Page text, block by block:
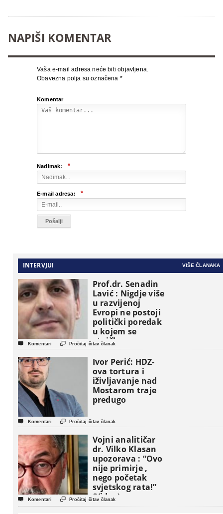
NAPIŠI KOMENTAR
Vaša e-mail adresa neće biti objavljena.
Obavezna polja su označena *
Komentar
Nadimak: *
E-mail adresa: *
INTERVJUI VIŠE ČLANAKA
Prof.dr. Senadin
Lavić : Nigdje više
u razvijenoj
Evropi ne postoji
politički poredak
u kojem se
etničke grupe
pojavljuju kao
osnovne
političke jedinice
 Komentari  Pročitaj čitav članak
Ivor Perić: HDZ-
ova tortura i
iživljavanje nad
Mostarom traje
predugo
 Komentari  Pročitaj čitav članak
Vojni analitičar
dr. Vilko Klasan
upozorava : “Ovo
nije primirje ,
nego početak
svjetskog rata!”
(Video)
 Komentari  Pročitaj čitav članak